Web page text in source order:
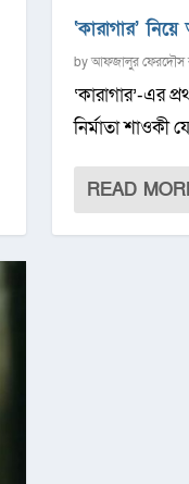
‘কারাগার’
byআফজালুর ফেরদৌস
‘কারাগার’-এর
নির্মাতা শাওকী
READ